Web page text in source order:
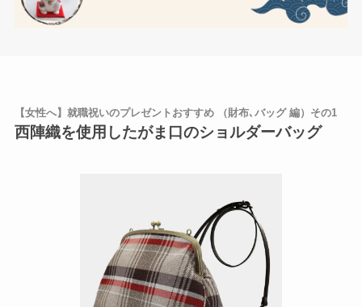
【女性へ】就職祝いのプレゼントおすすめ （財布､バッグ 編）その1
西陣織を使用したがま口のショルダーバッグ